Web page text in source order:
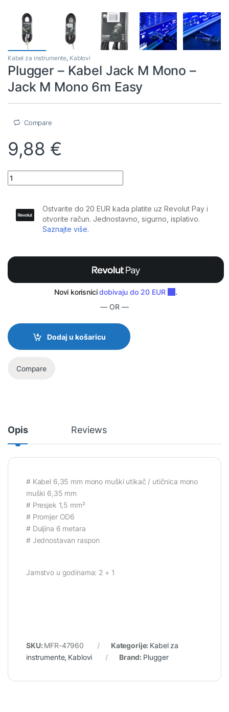
Kabel za instrumente, Kablovi
Plugger – Kabel Jack M Mono –
Jack M Mono 6m Easy
Compare
9,88 €
Plugger - Kabel Jack M Mono - Jack M Mono 6m Easy quantity
— OR —
Dodaj u košaricu
Compare
Opis Reviews
# Kabel 6,35 mm mono muški utikač / utičnica mono
muški 6,35 mm
# Presjek 1,5 mm²
# Promjer OD6
# Duljina 6 metara
# Jednostavan raspon
Jamstvo u godinama: 2 + 1
SKU:MFR-47960 Kategorije: Kabel za
instrumente, Kablovi Brand: Plugger